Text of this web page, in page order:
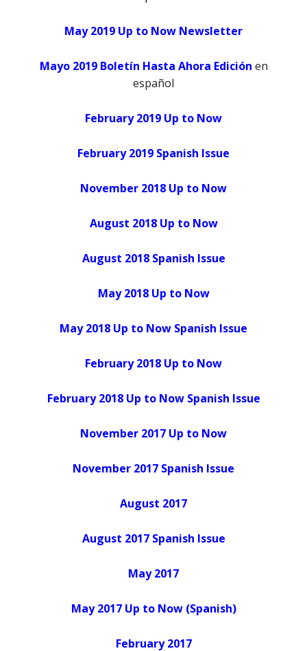
May 2019 Up to Now Newsletter
Mayo 2019 Boletín Hasta Ahora Edición en
español
February 2019 Up to Now
February 2019 Spanish Issue
November 2018 Up to Now
August 2018 Up to Now
August 2018 Spanish Issue
May 2018 Up to Now
May 2018 Up to Now Spanish Issue
February 2018 Up to Now
February 2018 Up to Now Spanish Issue
November 2017 Up to Now
November 2017 Spanish Issue
August 2017
August 2017 Spanish Issue
May 2017
May 2017 Up to Now (Spanish)
February 2017